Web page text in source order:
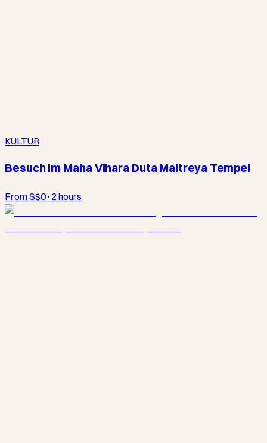
KULTUR
Besuch im Maha Vihara Duta Maitreya Tempel
From S$0· 2 hours